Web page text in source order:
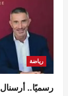
رياضة
رسميًا..